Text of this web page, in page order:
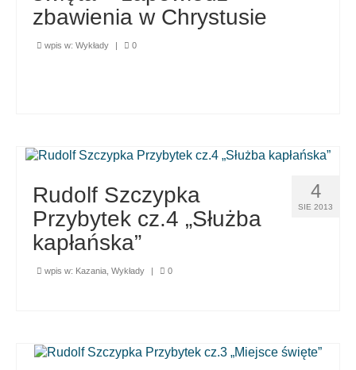
zbawienia w Chrystusie
wpis w: Wykłady | 0
4
SIE 2013
Rudolf Szczypka
Przybytek cz.4 „Służba
kapłańska”
wpis w: Kazania Wykłady | 0